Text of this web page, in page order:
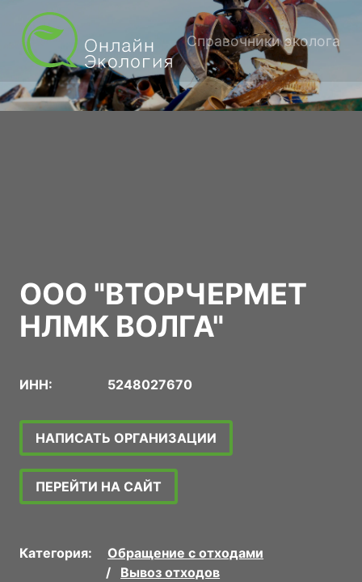
Справочники эколога
ООО "ВТОРЧЕРМЕТ
НЛМК ВОЛГА"
ИНН: 5248027670
НАПИСАТЬ ОРГАНИЗАЦИИ
ПЕРЕЙТИ НА САЙТ
Категория:
Обращение с отходами
Вывоз отходов